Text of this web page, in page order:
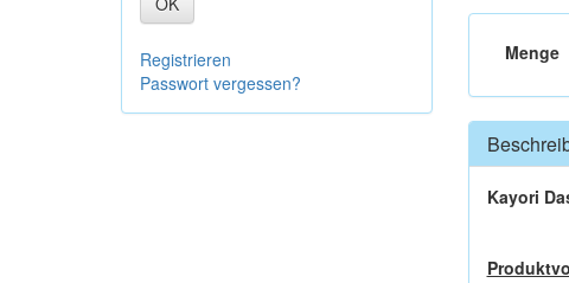
Menge
Kayori
Registrieren
Passwort vergessen?